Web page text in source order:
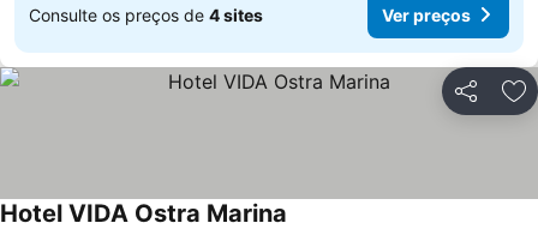
Consulte os preços de 4 sites Ver preços
Partilhar
Hotel VIDA Ostra Marina